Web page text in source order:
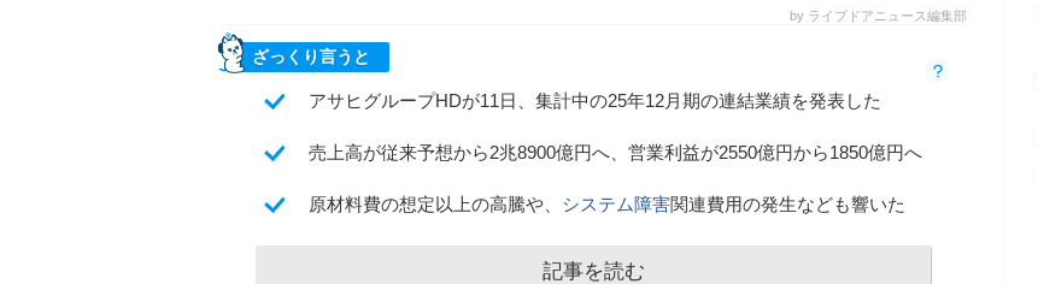
by ライブドアニュース編集部
ざっくり言うと
アサヒグループHDが11日、集計中の25年12月期の連結業績を発表した
売上高が従来予想から2兆8900億円へ、営業利益が2550億円から1850億円へ
原材料費の想定以上の高騰や、 システム障害関連費用の発生なども響いた
記事を読む